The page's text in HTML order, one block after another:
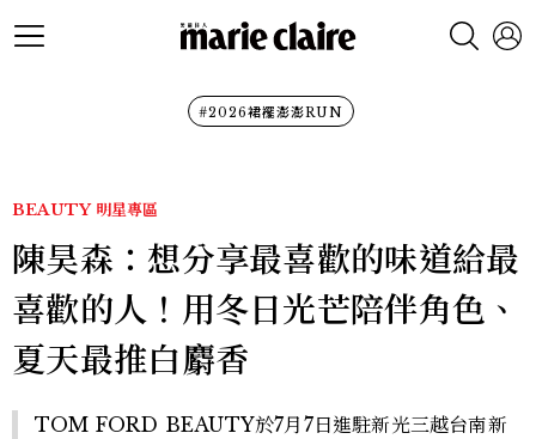
#2026裙襬澎澎RUN
BEAUTY 明星專區
陳昊森：想分享最喜歡的味道給最
喜歡的人！用冬日光芒陪伴角色、
夏天最推白麝香
TOM FORD BEAUTY於7月7日進駐新光三越台南新